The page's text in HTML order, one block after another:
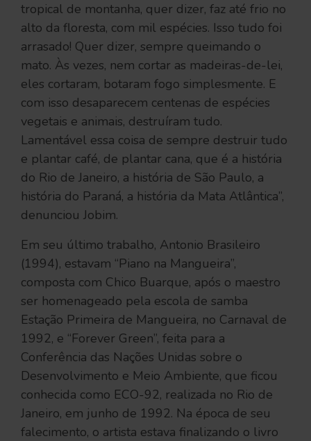
tropical de montanha, quer dizer, faz até frio no
alto da floresta, com mil espécies. Isso tudo foi
arrasado! Quer dizer, sempre queimando o
mato. Às vezes, nem cortar as madeiras-de-lei,
eles cortaram, botaram fogo simplesmente. E
com isso desaparecem centenas de espécies
vegetais e animais, destruíram tudo.
Lamentável essa coisa de sempre destruir tudo
e plantar café, de plantar cana, que é a história
do Rio de Janeiro, a história de São Paulo, a
história do Paraná, a história da Mata Atlântica”,
denunciou Jobim.
Em seu último trabalho, Antonio Brasileiro
(1994), estavam “Piano na Mangueira”,
composta com Chico Buarque, após o maestro
ser homenageado pela escola de samba
Estação Primeira de Mangueira, no Carnaval de
1992, e “Forever Green”, feita para a
Conferência das Nações Unidas sobre o
Desenvolvimento e Meio Ambiente, que ficou
conhecida como ECO-92, realizada no Rio de
Janeiro, em junho de 1992. Na época de seu
falecimento, o artista estava finalizando o livro